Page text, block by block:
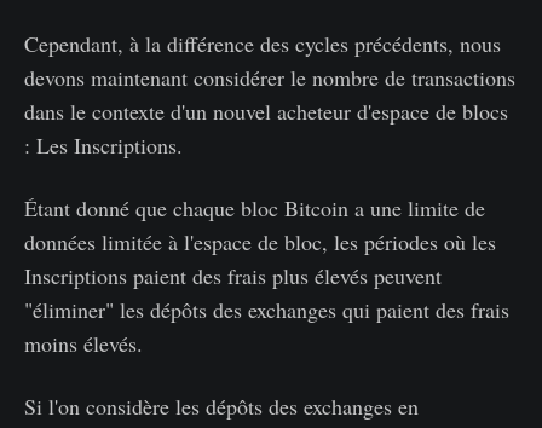
Cependant, à la différence des cycles précédents, nous
devons maintenant considérer le nombre de transactions
dans le contexte d'un nouvel acheteur d'espace de blocs
: Les Inscriptions.
Étant donné que chaque bloc Bitcoin a une limite de
données limitée à l'espace de bloc, les périodes où les
Inscriptions paient des frais plus élevés peuvent
"éliminer" les dépôts des exchanges qui paient des frais
moins élevés.
Si l'on considère les dépôts des exchanges en